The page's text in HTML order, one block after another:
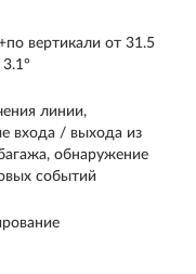
вертикали от 31.5
линии,
входа / выхода из
обнаружение
событий